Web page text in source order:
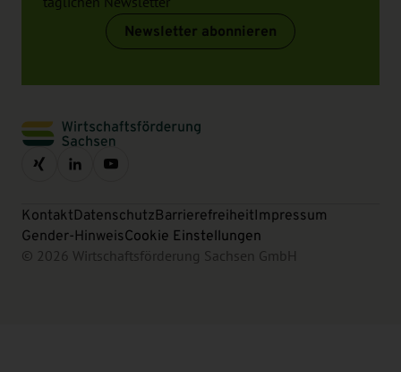
Newsletter abonnieren
KontaktDatenschutzBarrierefreiheitImpressum
Gender-HinweisCookie Einstellungen
© 2026 Wirtschaftsförderung Sachsen GmbH